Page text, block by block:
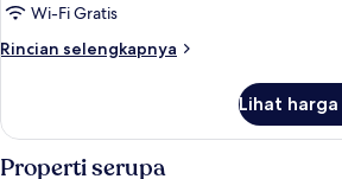
Wi-Fi Gratis
Rincian selengkapnya
Rincian
Bungalow
Keluarga,
Lihat
Properti serupa